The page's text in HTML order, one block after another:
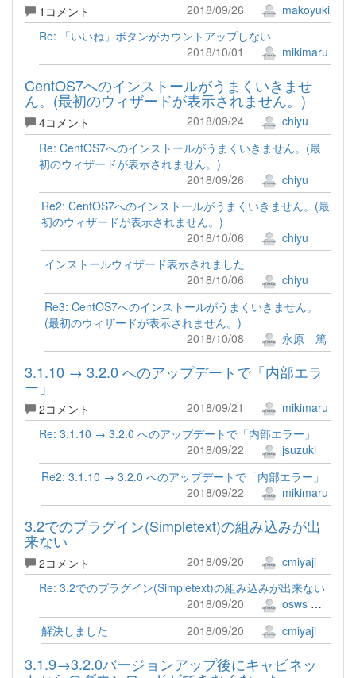
1コメント 2018/09/26
makoyuki
Re: 「いいね」ボタンがカウントアップしない
2018/10/01
mikimaru
CentOS7へのインストールがうまくいきませ
ん。(最初のウィザードが表示されません。)
4コメント 2018/09/24
chiyu
Re: CentOS7へのインストールがうまくいきません。(最
初のウィザードが表示されません。)
2018/09/26
chiyu
Re2: CentOS7へのインストールがうまくいきません。(最
初のウィザードが表示されません。)
2018/10/06
chiyu
インストールウィザード表示されました
2018/10/06
chiyu
Re3: CentOS7へのインストールがうまくいきません。
(最初のウィザードが表示されません。)
2018/10/08
永原 篤
3.1.10 → 3.2.0 へのアップデートで「内部エラ
ー」
2コメント 2018/09/21
mikimaru
Re: 3.1.10 → 3.2.0 へのアップデートで「内部エラー」
2018/09/22
jsuzuki
Re2: 3.1.10 → 3.2.0 へのアップデートで「内部エラー」
2018/09/22
mikimaru
3.2でのプラグイン(Simpletext)の組み込みが出
来ない
2コメント 2018/09/20
cmiyaji
Re: 3.2でのプラグイン(Simpletext)の組み込みが出来ない
2018/09/20
osws 牟田口 満
解決しました
2018/09/20 cmiyaji
3.1.9→3.2.0バージョンアップ後にキャビネッ